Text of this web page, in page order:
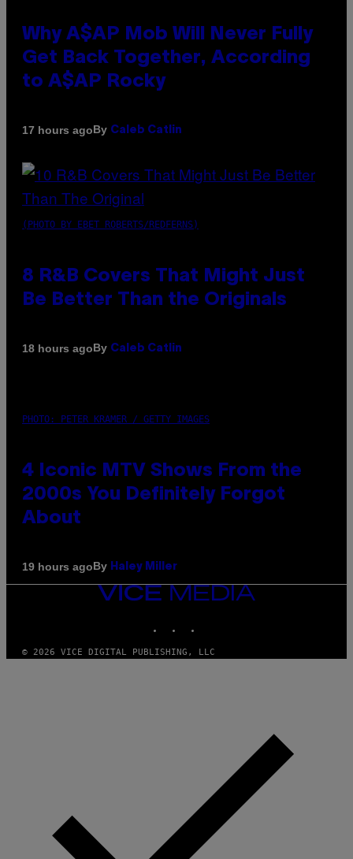
Why A$AP Mob Will Never Fully
Get Back Together, According
to A$AP Rocky
17 hours agoBy Caleb Catlin
(PHOTO BY EBET ROBERTS/REDFERNS)
8 R&B Covers That Might Just
Be Better Than the Originals
18 hours agoBy Caleb Catlin
PHOTO: PETER KRAMER / GETTY IMAGES
4 Iconic MTV Shows From the
2000s You Definitely Forgot
About
19 hours agoBy Haley Miller
VICE
© 2026 VICE DIGITAL PUBLISHING, LLC